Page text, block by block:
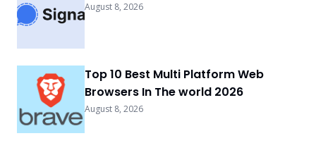
August 8, 2026
Top 10 Best Multi Platform Web
Browsers In The world 2026
August 8, 2026